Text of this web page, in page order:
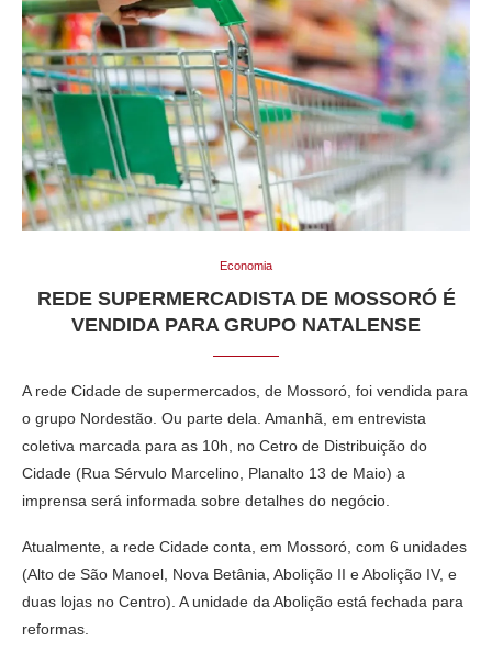
Economia
REDE SUPERMERCADISTA DE MOSSORÓ É
VENDIDA PARA GRUPO NATALENSE
A rede Cidade de supermercados, de Mossoró, foi vendida para
o grupo Nordestão. Ou parte dela. Amanhã, em entrevista
coletiva marcada para as 10h, no Cetro de Distribuição do
Cidade (Rua Sérvulo Marcelino, Planalto 13 de Maio) a
imprensa será informada sobre detalhes do negócio.
Atualmente, a rede Cidade conta, em Mossoró, com 6 unidades
(Alto de São Manoel, Nova Betânia, Abolição II e Abolição IV, e
duas lojas no Centro). A unidade da Abolição está fechada para
reformas.